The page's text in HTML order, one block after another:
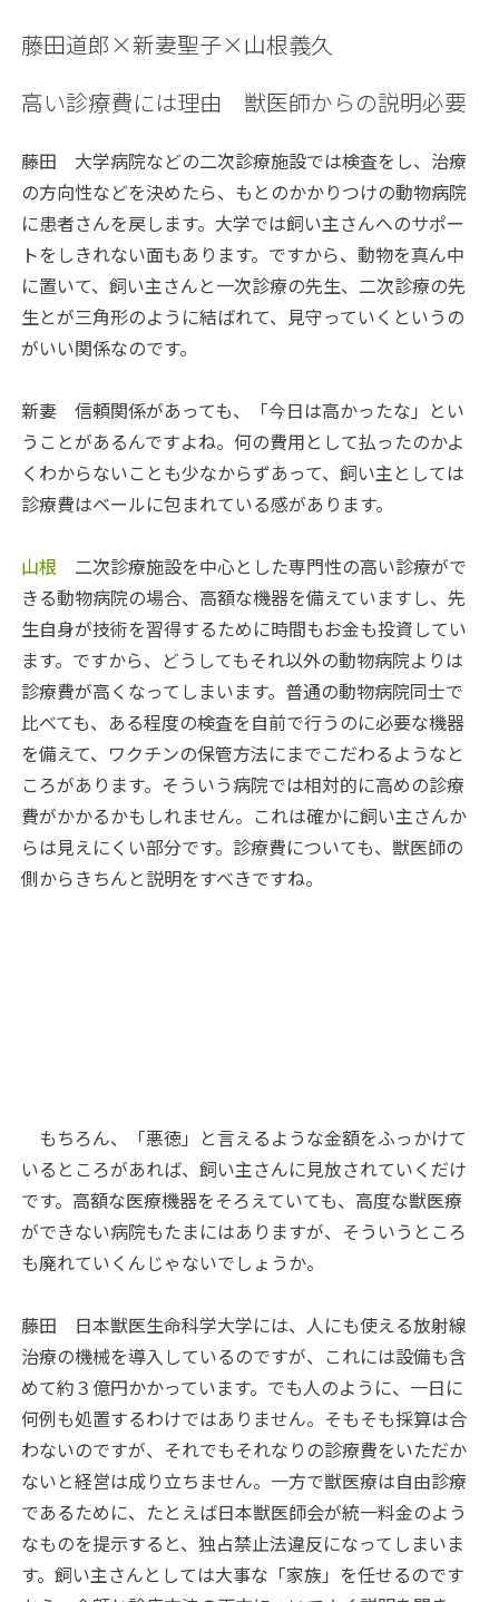
藤田道郎×新妻聖子×山根義久
高い診療費には理由 獣医師からの説明必要
藤田 大学病院などの二次診療施設では検査をし、治療
の方向性などを決めたら、もとのかかりつけの動物病院
に患者さんを戻します。大学では飼い主さんへのサポー
トをしきれない面もあります。ですから、動物を真ん中
に置いて、飼い主さんと一次診療の先生、二次診療の先
生とが三角形のように結ばれて、見守っていくというの
がいい関係なのです。
新妻 信頼関係があっても、「今日は高かったな」とい
うことがあるんですよね。何の費用として払ったのかよ
くわからないことも少なからずあって、飼い主としては
診療費はベールに包まれている感があります。
山根 二次診療施設を中心とした専門性の高い診療がで
きる動物病院の場合、高額な機器を備えていますし、先
生自身が技術を習得するために時間もお金も投資してい
ます。ですから、どうしてもそれ以外の動物病院よりは
診療費が高くなってしまいます。普通の動物病院同士で
比べても、ある程度の検査を自前で行うのに必要な機器
を備えて、ワクチンの保管方法にまでこだわるようなと
ころがあります。そういう病院では相対的に高めの診療
費がかかるかもしれません。これは確かに飼い主さんか
らは見えにくい部分です。診療費についても、獣医師の
側からきちんと説明をすべきですね。
もちろん、「悪徳」と言えるような金額をふっかけて
いるところがあれば、飼い主さんに見放されていくだけ
です。高額な医療機器をそろえていても、高度な獣医療
ができない病院もたまにはありますが、そういうところ
も廃れていくんじゃないでしょうか。
藤田 日本獣医生命科学大学には、人にも使える放射線
治療の機械を導入しているのですが、これには設備も含
めて約３億円かかっています。でも人のように、一日に
何例も処置するわけではありません。そもそも採算は合
わないのですが、それでもそれなりの診療費をいただか
ないと経営は成り立ちません。一方で獣医療は自由診療
であるために、たとえば日本獣医師会が統一料金のよう
なものを提示すると、独占禁止法違反になってしまいま
す。飼い主さんとしては大事な「家族」を任せるのです